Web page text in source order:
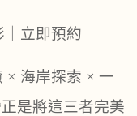
｜立即預約
× 海岸探索 × 一
是將這三者完美